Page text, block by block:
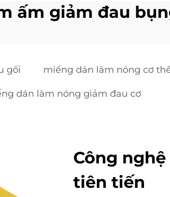
ấm giảm đau
gối miếng dán làm nóng cơ
dán làm nóng giảm đau cơ
Công
tiên tiến